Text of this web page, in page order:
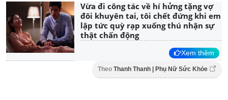
Vừa đi công tác về hí hửng tặng vợ
đôi khuyên tai, tôi chết đứng khi em
lập tức quỳ rạp xuống thú nhận sự
thật chấn động
Xem thêm
Theo Thanh Thanh | Phụ Nữ Sức Khỏe